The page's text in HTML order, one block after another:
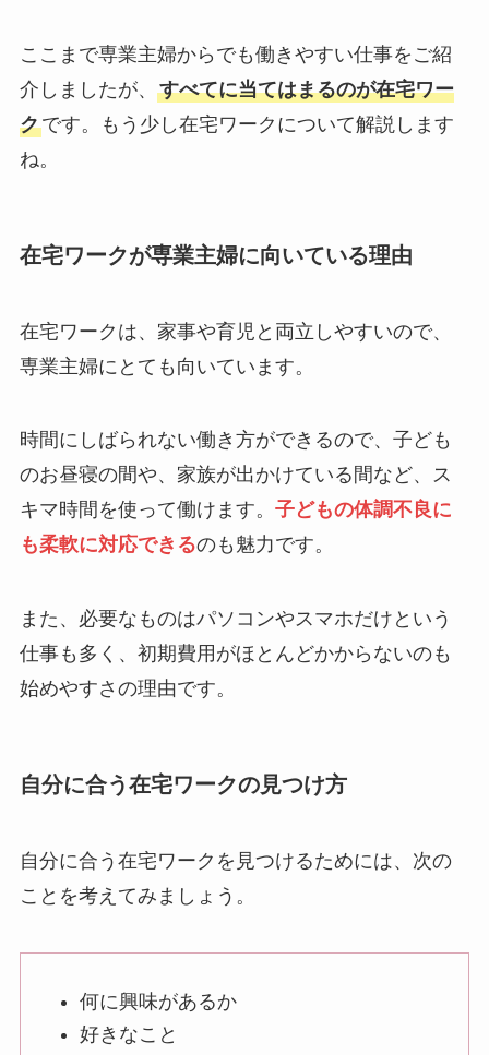
ここまで専業主婦からでも働きやすい仕事をご紹
介しましたが、 すべてに当てはまるのが在宅ワー
クです。もう少し在宅ワークについて解説します
ね。
在宅ワークが専業主婦に向いている理由
在宅ワークは、家事や育児と両立しやすいので、
専業主婦にとても向いています。
時間にしばられない働き方ができるので、子ども
のお昼寝の間や、家族が出かけている間など、ス
キマ時間を使って働けます。 子どもの体調不良に
も柔軟に対応できるのも魅力です。
また、必要なものはパソコンやスマホだけという
仕事も多く、初期費用がほとんどかからないのも
始めやすさの理由です。
自分に合う在宅ワークの見つけ方
自分に合う在宅ワークを見つけるためには、次の
ことを考えてみましょう。
何に興味があるか
好きなこと